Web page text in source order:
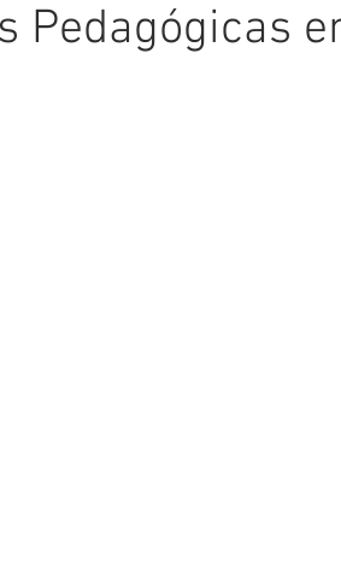
Pedagógicas